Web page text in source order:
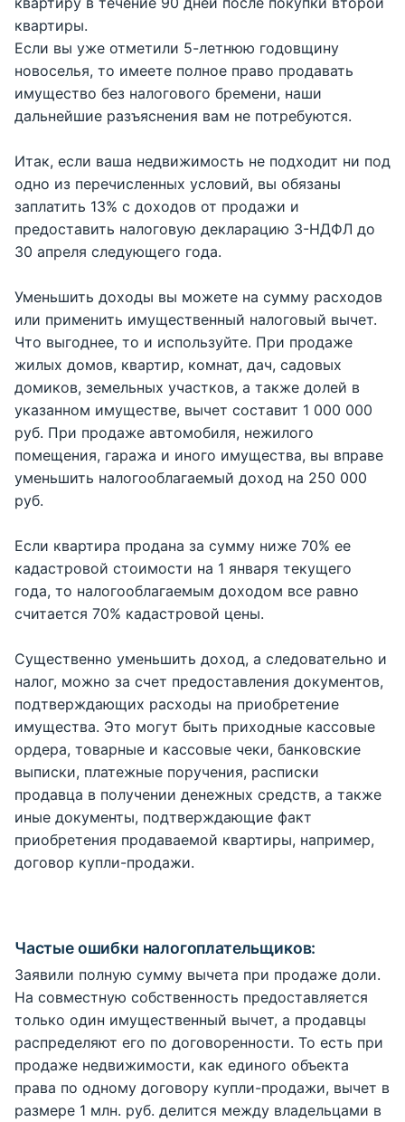
квартиры.
Если вы уже отметили 5-летнюю годовщину
новоселья, то имеете полное право продавать
имущество без налогового бремени, наши
дальнейшие разъяснения вам не потребуются.
Итак, если ваша недвижимость не подходит ни под
одно из перечисленных условий, вы обязаны
заплатить 13% с доходов от продажи и
предоставить налоговую декларацию 3-НДФЛ до
30 апреля следующего года.
Уменьшить доходы вы можете на сумму расходов
или применить имущественный налоговый вычет.
Что выгоднее, то и используйте. При продаже
жилых домов, квартир, комнат, дач, садовых
домиков, земельных участков, а также долей в
указанном имуществе, вычет составит 1 000 000
руб. При продаже автомобиля, нежилого
помещения, гаража и иного имущества, вы вправе
уменьшить налогооблагаемый доход на 250 000
руб.
Если квартира продана за сумму ниже 70% ее
кадастровой стоимости на 1 января текущего
года, то налогооблагаемым доходом все равно
считается 70% кадастровой цены.
Существенно уменьшить доход, а следовательно и
налог, можно за счет предоставления документов,
подтверждающих расходы на приобретение
имущества. Это могут быть приходные кассовые
ордера, товарные и кассовые чеки, банковские
выписки, платежные поручения, расписки
продавца в получении денежных средств, а также
иные документы, подтверждающие факт
приобретения продаваемой квартиры, например,
договор купли-продажи.
Частые ошибки налогоплательщиков:
Заявили полную сумму вычета при продаже доли.
На совместную собственность предоставляется
только один имущественный вычет, а продавцы
распределяют его по договоренности. То есть при
продаже недвижимости, как единого объекта
права по одному договору купли-продажи, вычет в
размере 1 млн. руб. делится между владельцами в